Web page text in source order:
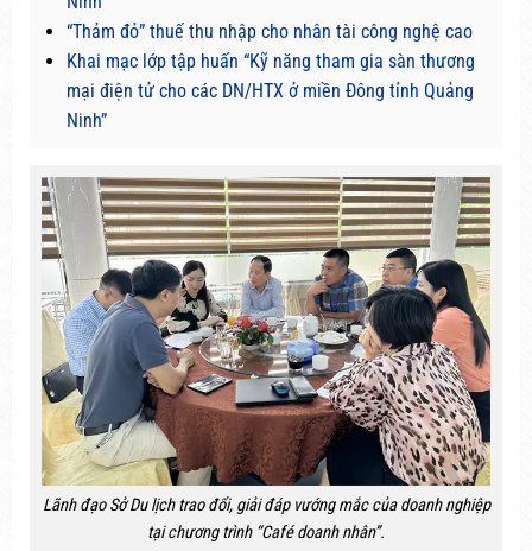
“Thảm đỏ” thuế thu nhập cho nhân tài công nghệ cao
Khai mạc lớp tập huấn “Kỹ năng tham gia sàn thương
mại điện tử cho các DN/HTX ở miền Đông tỉnh Quảng
Ninh”
Lãnh đạo Sở Du lịch trao đổi, giải đáp vướng mắc của doanh nghiệp
tại chương trình “Café doanh nhân”.